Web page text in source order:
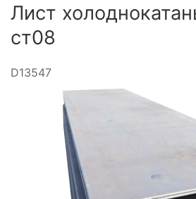
Лист
ст08
D13547